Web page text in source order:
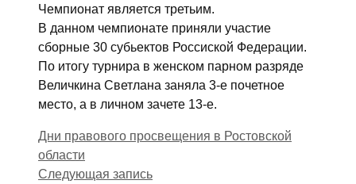
Чемпионат является третьим.
В данном чемпионате приняли участие
сборные 30 субьектов Россиской Федерации.
По итогу турнира в женском парном разряде
Величкина Светлана заняла 3-е почетное
место, а в личном зачете 13-е.
Дни правового просвещения в Ростовской
области
Следующая запись